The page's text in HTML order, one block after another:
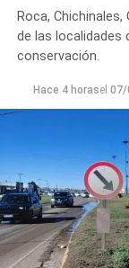
Los equipos
un seguimiento
con las
Roca,
de las localidades
conservación.
Hace 4 horasel 07/